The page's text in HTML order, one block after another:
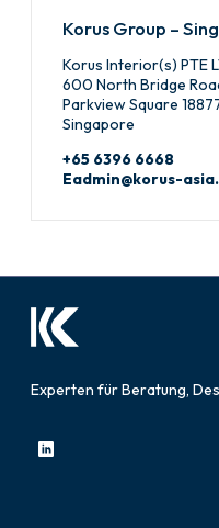
Korus Group –
Korus Interior(s) PTE
600 North Bridge
Parkview Square
Singapore
+65 6396 6668
Eadmin@korus-
Experten für Beratung,